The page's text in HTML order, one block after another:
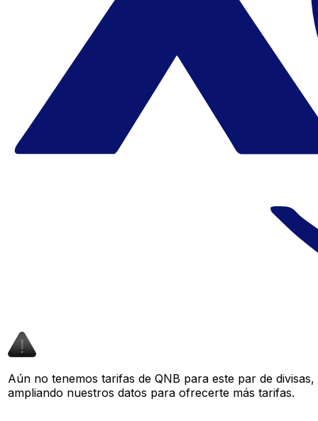
Aún no tenemos tarifas de QNB para este par de
ampliando nuestros datos para ofrecerte más tarifas.